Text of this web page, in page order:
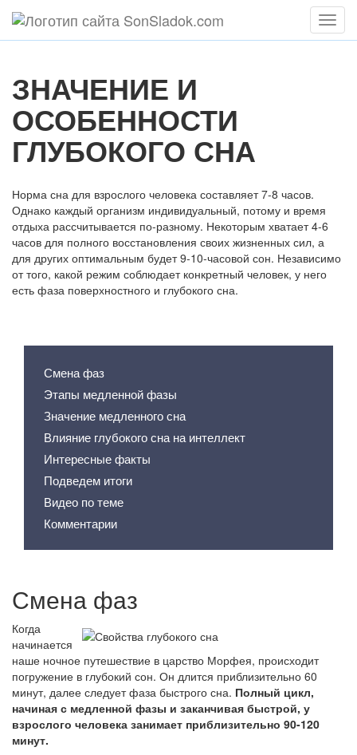
Меню
ЗНАЧЕНИЕ И
ОСОБЕННОСТИ
ГЛУБОКОГО СНА
Норма сна для взрослого человека составляет 7-8 часов.
Однако каждый организм индивидуальный, потому и время
отдыха рассчитывается по-разному. Некоторым хватает 4-6
часов для полного восстановления своих жизненных сил, а
для других оптимальным будет 9-10-часовой сон. Независимо
от того, какой режим соблюдает конкретный человек, у него
есть фаза поверхностного и глубокого сна.
Смена фаз
Этапы медленной фазы
Значение медленного сна
Влияние глубокого сна на интеллект
Интересные факты
Подведем итоги
Видео по теме
Комментарии
Смена фаз
Когда
начинается
наше ночное путешествие в царство Морфея, происходит
погружение в глубокий сон. Он длится приблизительно 60
минут, далее следует фаза быстрого сна. Полный цикл,
начиная с медленной фазы и заканчивая быстрой, у
взрослого человека занимает приблизительно 90-120
минут.